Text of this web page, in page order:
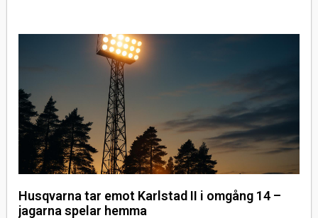
Husqvarna tar emot Karlstad II i omgång 14 –
jagarna spelar hemma